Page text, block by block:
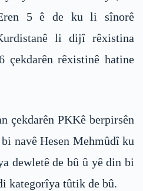
5 ê de ku li sînorê
li dijî rêxistina
çekdarên rêxistinê hatine
çekdarên PKKê berpirsên
navê Hesen Mehmûdî ku
dewletê de bû û yê din bi
kategorîya tûtik de bû.